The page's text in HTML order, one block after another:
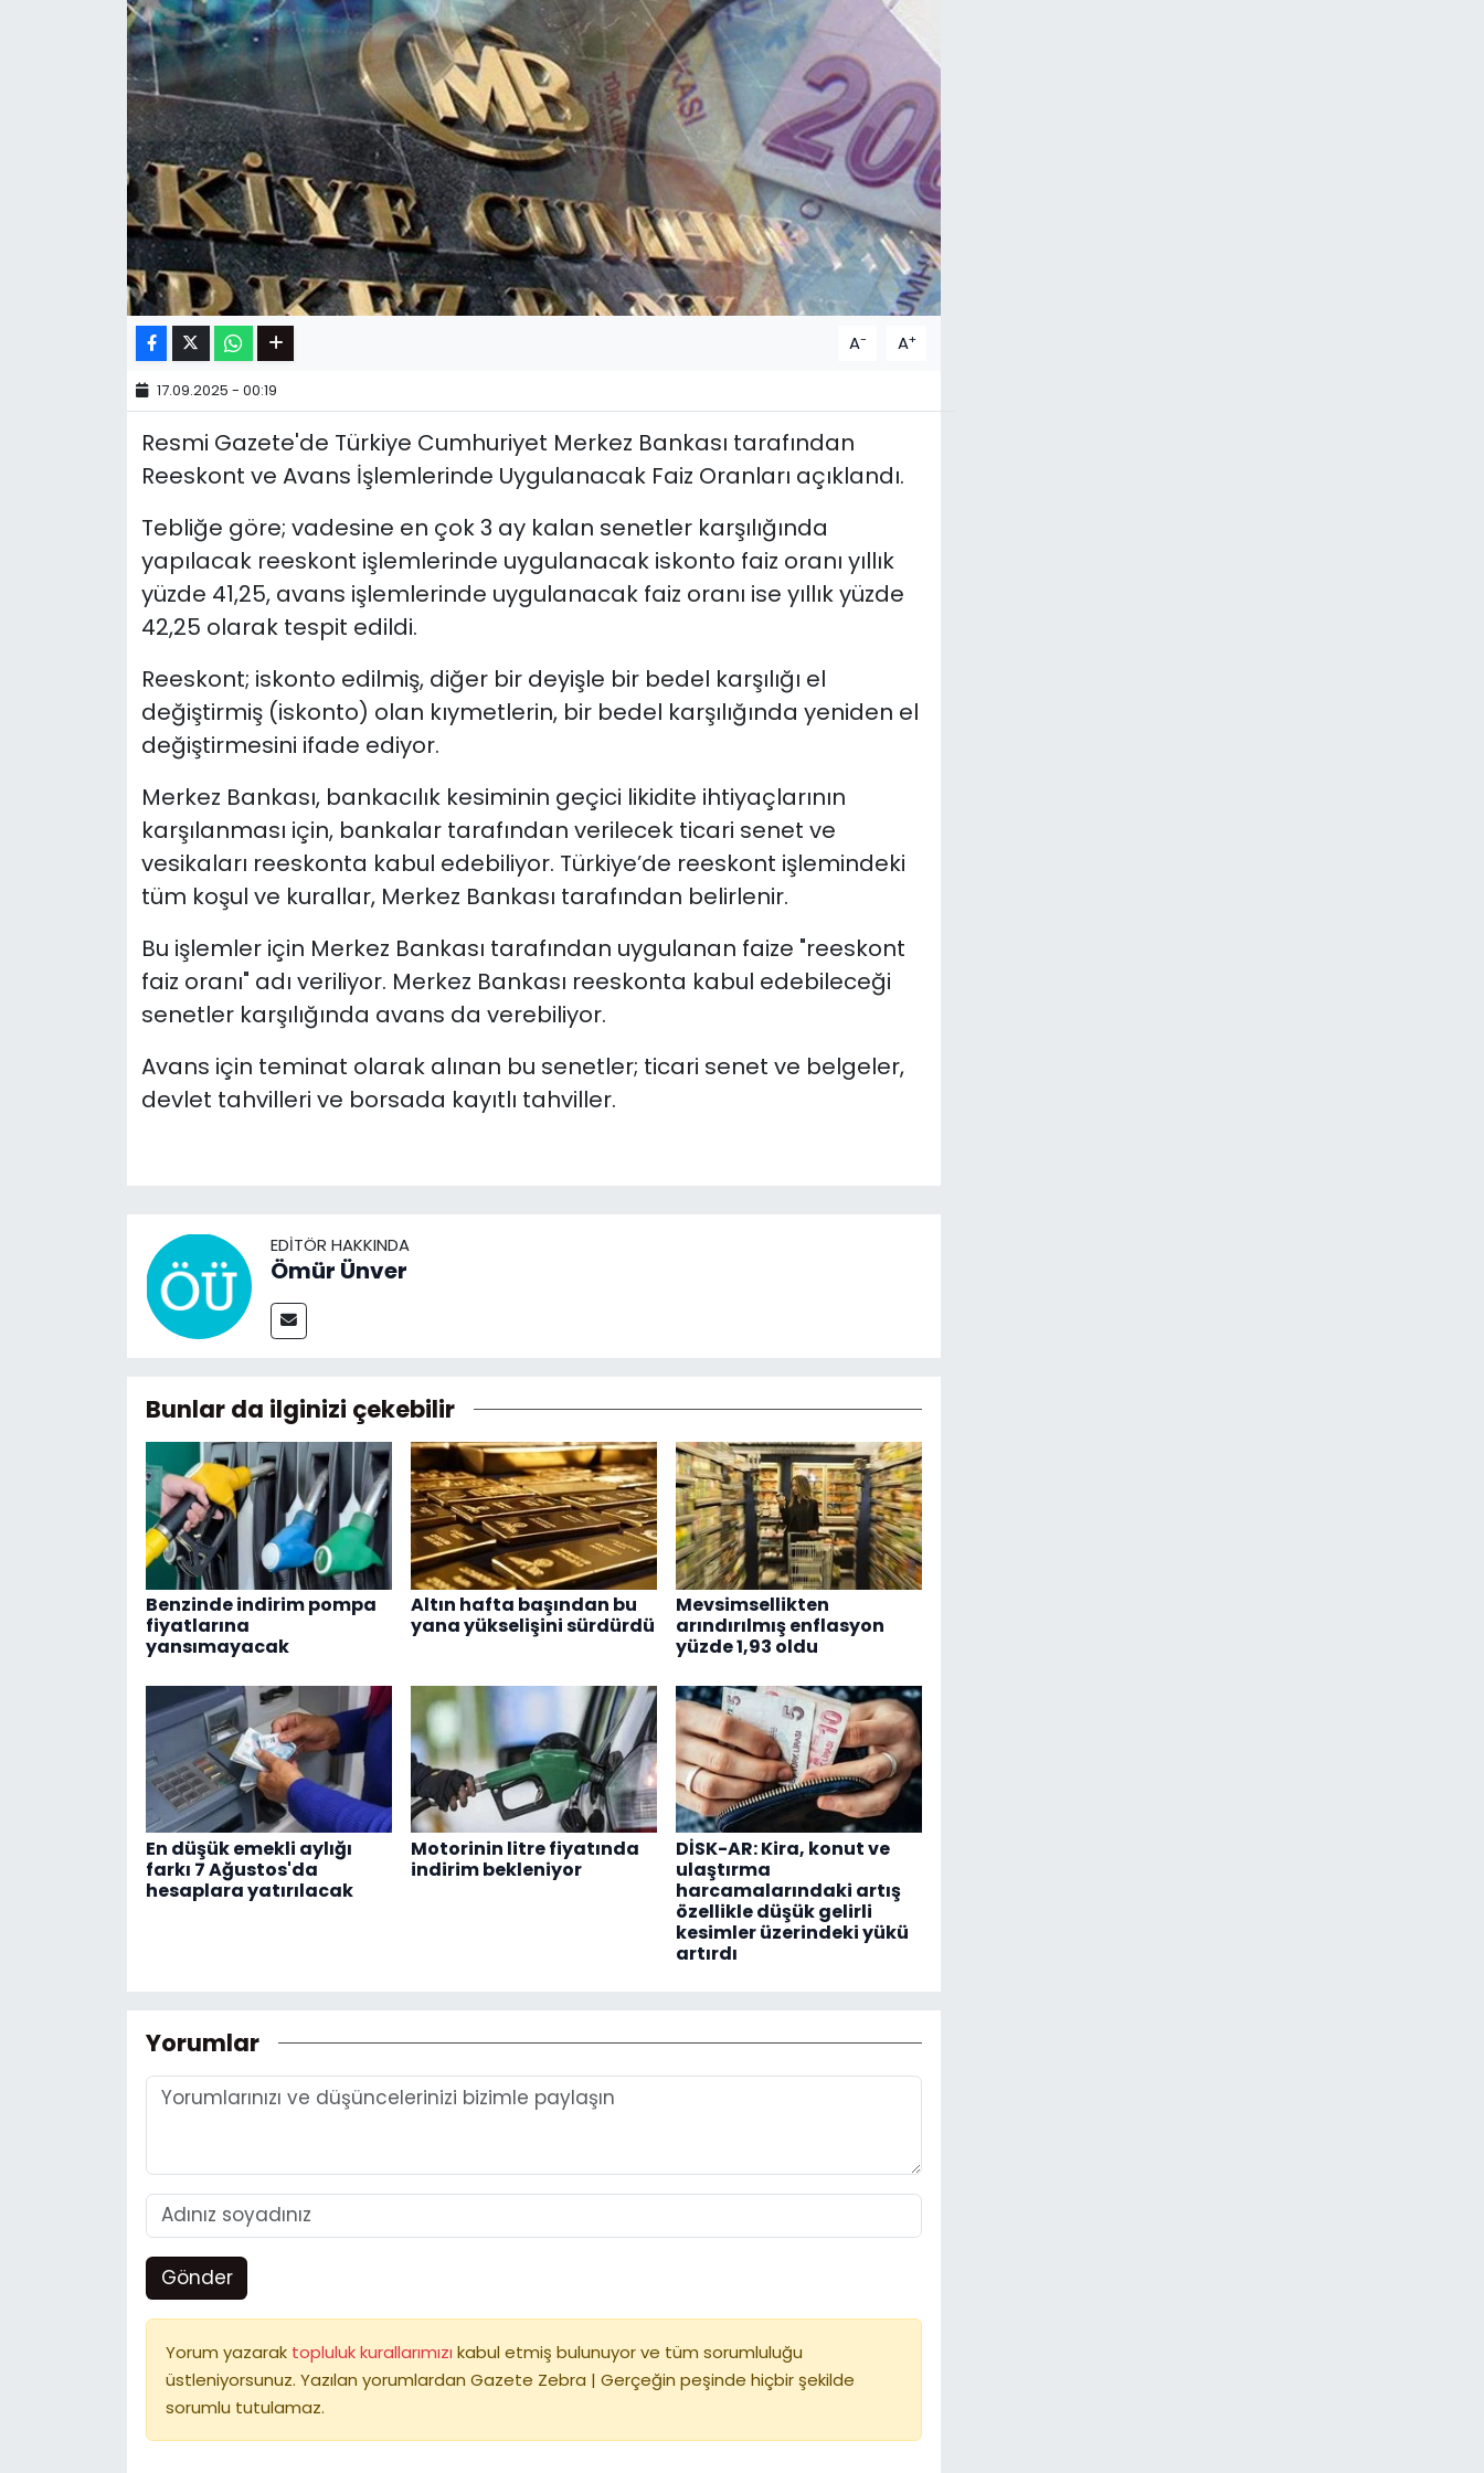
A- A+
17.09.2025 - 00:19
Resmi Gazete'de Türkiye Cumhuriyet Merkez Bankası tarafından
Reeskont ve Avans İşlemlerinde Uygulanacak Faiz Oranları açıklandı.
Tebliğe göre; vadesine en çok 3 ay kalan senetler karşılığında
yapılacak reeskont işlemlerinde uygulanacak iskonto faiz oranı yıllık
yüzde 41,25, avans işlemlerinde uygulanacak faiz oranı ise yıllık yüzde
42,25 olarak tespit edildi.
Reeskont; iskonto edilmiş, diğer bir deyişle bir bedel karşılığı el
değiştirmiş (iskonto) olan kıymetlerin, bir bedel karşılığında yeniden el
değiştirmesini ifade ediyor.
Merkez Bankası, bankacılık kesiminin geçici likidite ihtiyaçlarının
karşılanması için, bankalar tarafından verilecek ticari senet ve
vesikaları reeskonta kabul edebiliyor. Türkiye’de reeskont işlemindeki
tüm koşul ve kurallar, Merkez Bankası tarafından belirlenir.
Bu işlemler için Merkez Bankası tarafından uygulanan faize "reeskont
faiz oranı" adı veriliyor. Merkez Bankası reeskonta kabul edebileceği
senetler karşılığında avans da verebiliyor.
Avans için teminat olarak alınan bu senetler; ticari senet ve belgeler,
devlet tahvilleri ve borsada kayıtlı tahviller.
EDITÖR HAKKINDA
Ömür Ünver
Bunlar da ilginizi çekebilir
Benzinde indirim pompa
fiyatlarına
yansımayacak
Altın hafta başından bu
yana yükselişini sürdürdü
Mevsimsellikten
arındırılmış enflasyon
yüzde 1,93 oldu
En düşük emekli aylığı
farkı 7 Ağustos'da
hesaplara yatırılacak
Motorinin litre fiyatında
indirim bekleniyor
DİSK-AR: Kira, konut ve
ulaştırma
harcamalarındaki artış
özellikle düşük gelirli
kesimler üzerindeki yükü
artırdı
Yorumlar
Gönder
Yorum yazarak topluluk kurallarımızı kabul etmiş bulunuyor ve tüm sorumluluğu
üstleniyorsunuz. Yazılan yorumlardan Gazete Zebra | Gerçeğin peşinde hiçbir şekilde
sorumlu tutulamaz.